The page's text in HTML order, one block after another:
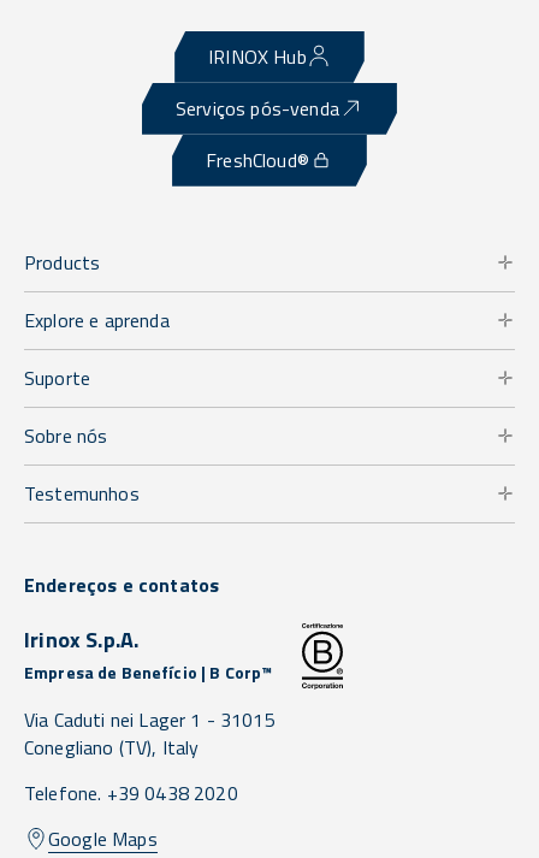
IRINOX Hub
Serviços pós-venda
FreshCloud®
Products
Explore e aprenda
Suporte
Sobre nós
Testemunhos
Endereços e contatos
Irinox S.p.A.
Empresa de Benefício | B Corp™
Via Caduti nei Lager 1 - 31015
Conegliano (TV), Italy
Telefone. +39 0438 2020
Google Maps